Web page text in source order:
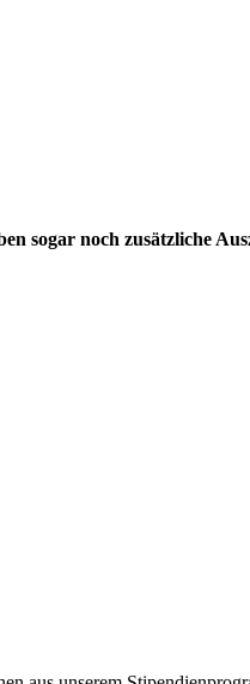
sogar noch zusätzliche